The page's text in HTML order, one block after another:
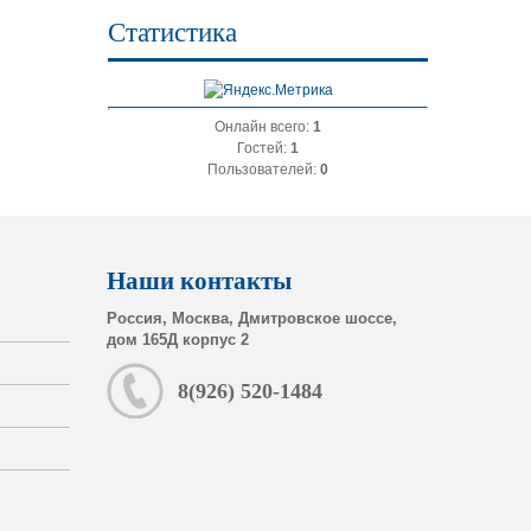
Статистика
Онлайн всего: 1
Гостей: 1
Пользователей: 0
Наши контакты
Россия, Москва, Дмитровское шоссе,
дом 165Д корпус 2
8(926) 520-1484